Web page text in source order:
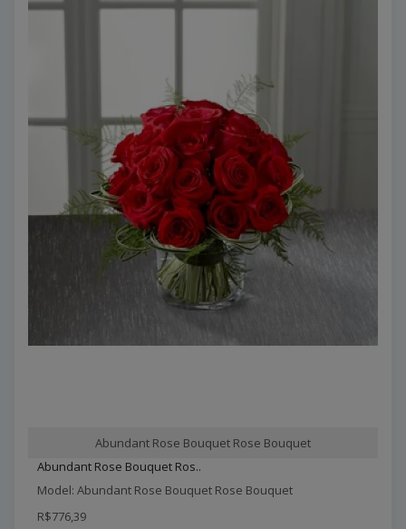
Abundant Rose Bouquet Rose Bouquet
Abundant Rose Bouquet Ros..
Model: Abundant Rose Bouquet Rose Bouquet
R$776,39